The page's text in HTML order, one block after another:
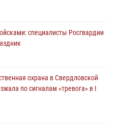
области
граждан на южном
специалисты Росгвардии
охрана в Свердловской
по сигналам «тревога» в I